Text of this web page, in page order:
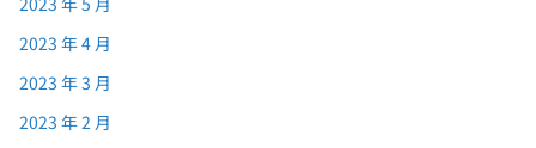
2023 年 4 月
2023 年 3 月
2023 年 2 月